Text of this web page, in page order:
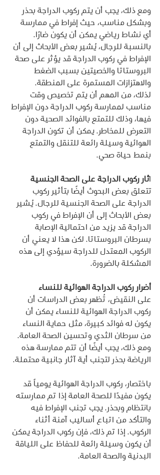
ومع ذلك، يجب أن يتم ركوب الدراجة بحذر
وبشكل مناسب، حيث إفراط في ممارسة
أي نشاط رياضي يمكن أن يكون ضارًا.
بالنسبة للرجال، يُشير بعض الأبحاث إلى أن
الإفراط في ركوب الدراجة قد يؤثر على صحة
البروستاتا والخصيتين بسبب الضغط
والاهتزازات المستمرة على المنطقة.
لذلك، من المهم أن يتم تخصيص وقت
مناسب لممارسة ركوب الدراجة دون الإفراط
فيها، وذلك للتمتع بالفوائد الصحية دون
التعرض للمخاطر. يمكن أن تكون الدراجة
الهوائية وسيلة رائعة للتنقل والتمتع
بنمط حياة صحي.
اثار ركوب الدراجة على الصحة الجنسية
تتعلق بعض البحوث أيضًا بتأثير ركوب
الدراجة على الصحة الجنسية للرجال. يُشير
بعض الأبحاث إلى أن الإفراط في ركوب
الدراجة قد يزيد من احتمالية الإصابة
بسرطان البروستاتا. لكن هذا لا يعني أن
الركوب المعتدل للدراجة سيؤدي إلى هذه
المشكلة بالضرورة.
أضرار ركوب الدراجة الهوائية للنساء
على النقيض، تُظهر بعض الدراسات أن
ركوب الدراجة الهوائية للنساء يمكن أن
يكون له فوائد كبيرة، مثل حماية النساء
من سرطان الثدي وتحسين الصحة العامة.
ومع ذلك، يجب أيضًا أن تتم ممارسة هذه
الرياضة بحذر لتجنب أية آثار جانبية محتملة.
باختصار، ركوب الدراجة الهوائية يومياً قد
يكون مفيدًا للصحة العامة إذا تم ممارسته
بانتظام وبحذر. يجب تجنب الإفراط فيه
والتأكد من اتباع أساليب آمنة أثناء
الركوب. إذا تم ذلك، فإن ركوب الدراجة يمكن
أن يكون وسيلة رائعة للحفاظ على اللياقة
البدنية والصحة العامة.